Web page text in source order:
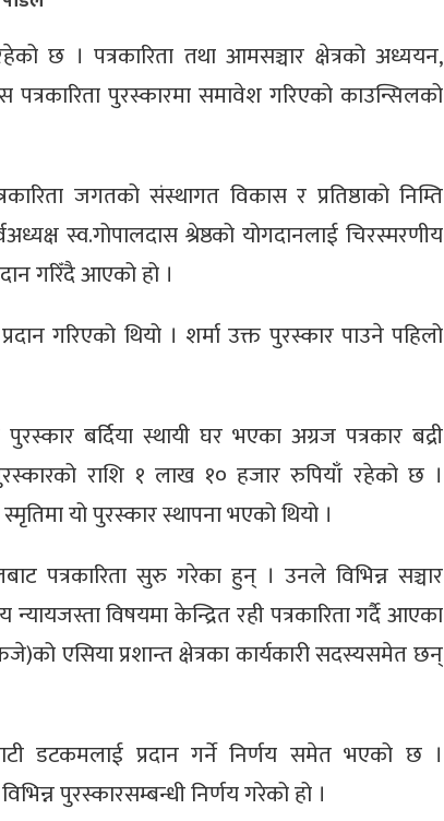
छ । पत्रकारिता तथा आमसञ्चार क्षेत्रको अध्ययन,
पुरस्कारमा समावेश गरिएको काउन्सिलको
जगतको संस्थागत विकास र प्रतिष्ठाको निम्ति
स्व.गोपालदास श्रेष्ठको योगदानलाई चिरस्मरणीय
गरिँदै आएको हो ।
गरिएको थियो । शर्मा उक्त पुरस्कार पाउने पहिलो
बर्दिया स्थायी घर भएका अग्रज पत्रकार बद्री
राशि १ लाख १० हजार रुपियाँ रहेको छ ।
यो पुरस्कार स्थापना भएको थियो ।
पत्रकारिता सुरु गरेका हुन् । उनले विभिन्न सञ्चार
विषयमा केन्द्रित रही पत्रकारिता गर्दै आएका
एसिया प्रशान्त क्षेत्रका कार्यकारी सदस्यसमेत छन्
डटकमलाई प्रदान गर्ने निर्णय समेत भएको छ ।
पुरस्कारसम्बन्धी निर्णय गरेको हो ।